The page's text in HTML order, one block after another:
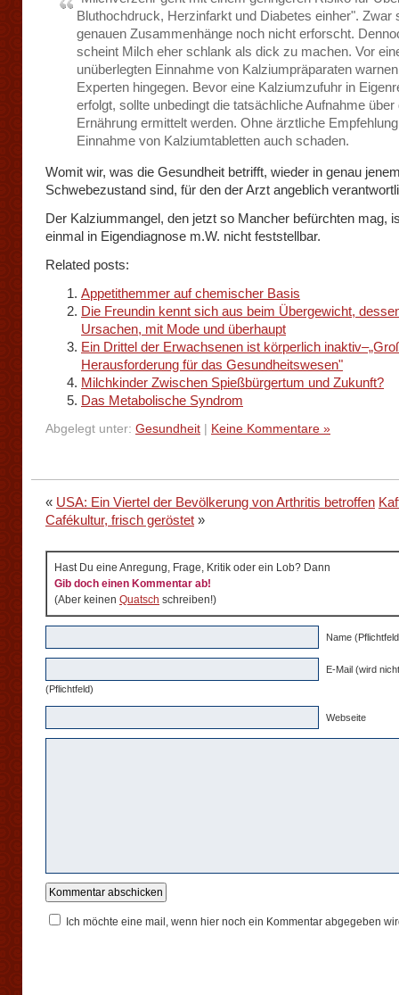
Bluthochdruck, Herzinfarkt und Diabetes einher". Zwar
genauen Zusammenhänge noch nicht erforscht.
scheint Milch eher schlank als dick zu machen. Vor
unüberlegten Einnahme von Kalziumpräparaten warnen
Experten hingegen. Bevor eine Kalziumzufuhr in
erfolgt, sollte unbedingt die tatsächliche Aufnahme über
Ernährung ermittelt werden. Ohne ärztliche
Einnahme von Kalziumtabletten auch schaden.
Womit wir, was die Gesundheit betrifft, wieder in genau
Schwebezustand sind, für den der Arzt angeblich
Der Kalziummangel, den jetzt so Mancher befürchten mag,
einmal in Eigendiagnose m.W. nicht feststellbar.
Related posts:
Appetithemmer auf chemischer Basis
Die Freundin kennt sich aus beim Übergewicht,
Ursachen, mit Mode und überhaupt
Ein Drittel der Erwachsenen ist körperlich
Herausforderung für das Gesundheitswesen"
Milchkinder Zwischen Spießbürgertum und Zukunft?
Das Metabolische Syndrom
Abgelegt unter: Gesundheit Keine Kommentare »
« USA: Ein Viertel der Bevölkerung von Arthritis betroffen
Cafékultur, frisch geröstet »
Hast Du eine Anregung, Frage, Kritik oder ein Lob? Dann
Gib doch einen Kommentar ab!
(Aber keinen Quatsch schreiben!)
Name
E-Mail (wird
(Pflichtfeld)
Webseite
Ich möchte eine mail, wenn hier noch ein Kommentar abgegeben